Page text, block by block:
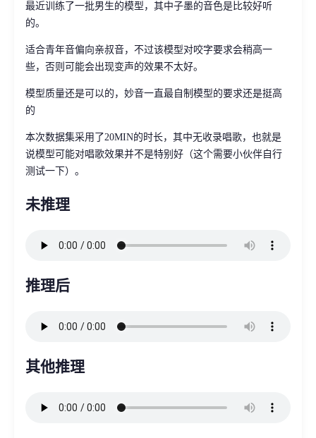
最近训练了一批男生的模型，其中子墨的音色是比较好听
的。
适合青年音偏向亲叔音，不过该模型对咬字要求会稍高一
些，否则可能会出现变声的效果不太好。
模型质量还是可以的，妙音一直最自制模型的要求还是挺高
的
本次数据集采用了20MIN的时长，其中无收录唱歌，也就是
说模型可能对唱歌效果并不是特别好（这个需要小伙伴自行
测试一下）。
未推理
推理后
其他推理